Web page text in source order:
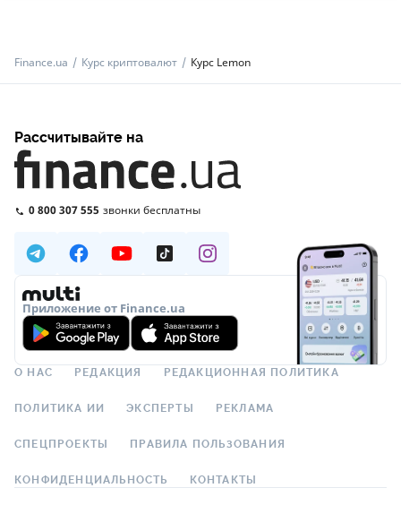
Finance.ua Курс криптовалют Курс Lemon
Рассчитывайте на
0 800 307 555 звонки бесплатны
Приложение от Finance.ua
О НАС РЕДАКЦИЯ РЕДАКЦИОННАЯ ПОЛИТИКА
ПОЛИТИКА ИИ ЭКСПЕРТЫ РЕКЛАМА
СПЕЦПРОЕКТЫ ПРАВИЛА ПОЛЬЗОВАНИЯ
КОНФИДЕНЦИАЛЬНОСТЬ КОНТАКТЫ